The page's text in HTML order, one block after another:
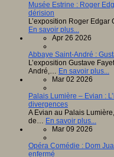
Musée Estrine : Roger
dérision
L’exposition Roger
En savoir plus...
Apr 26 2026
Abbaye Saint-André :
L’exposition Gustave
André,… En savoir plus...
Mar 02 2026
Palais Lumière – Evian :
divergences
A Evian au Palais
de… En savoir plus...
Mar 09 2026
Opéra Comédie : Dom
enfermé